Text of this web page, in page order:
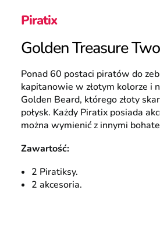
Piratix
Golden Treasure
Ponad 60 postaci piratów do
kapitanowie w złotym kolorze i
Golden Beard, którego złoty
połysk. Każdy Piratix posiada
można wymienić z innymi
Zawartość:
2 Piratiksy.
2 akcesoria.